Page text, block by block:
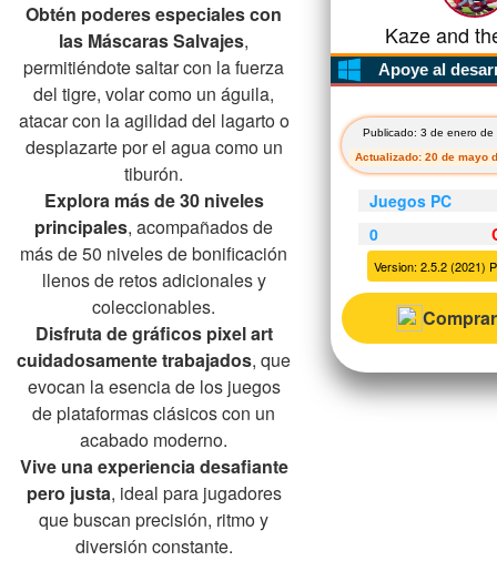
Obtén poderes especiales con
las Máscaras Salvajes,
permitiéndote saltar con la fuerza
del tigre, volar como un águila,
atacar con la agilidad del lagarto o
desplazarte por el agua como un
tiburón.
Explora más de 30 niveles
principales, acompañados de
más de 50 niveles de bonificación
llenos de retos adicionales y
coleccionables.
Disfruta de gráficos pixel art
cuidadosamente trabajados, que
evocan la esencia de los juegos
de plataformas clásicos con un
acabado moderno.
Vive una experiencia desafiante
pero justa, ideal para jugadores
que buscan precisión, ritmo y
diversión constante.
Kaze and
Apoye al
Publicado: 3 de enero
Actualizado: 20 de mayo
Juegos PC
0
Version: 2.5.2 (2021)